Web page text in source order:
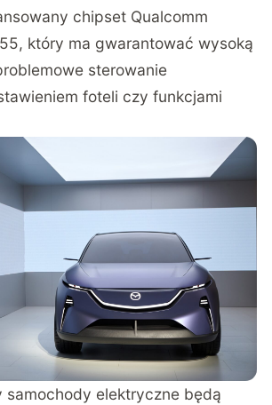
chipset Qualcomm
który ma gwarantować wysoką
sterowanie
foteli czy funkcjami
samochody elektryczne będą